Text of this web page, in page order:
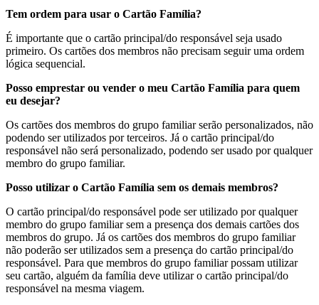
Tem ordem para usar o Cartão Família?
É importante que o cartão principal/do responsável seja usado
primeiro. Os cartões dos membros não precisam seguir uma ordem
lógica sequencial.
Posso emprestar ou vender o meu Cartão Família para quem
eu desejar?
Os cartões dos membros do grupo familiar serão personalizados, não
podendo ser utilizados por terceiros. Já o cartão principal/do
responsável não será personalizado, podendo ser usado por qualquer
membro do grupo familiar.
Posso utilizar o Cartão Família sem os demais membros?
O cartão principal/do responsável pode ser utilizado por qualquer
membro do grupo familiar sem a presença dos demais cartões dos
membros do grupo. Já os cartões dos membros do grupo familiar
não poderão ser utilizados sem a presença do cartão principal/do
responsável. Para que membros do grupo familiar possam utilizar
seu cartão, alguém da família deve utilizar o cartão principal/do
responsável na mesma viagem.